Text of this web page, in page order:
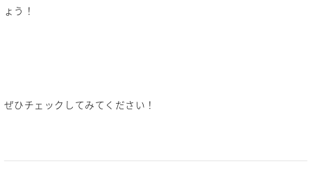
ょう！
ぜひチェックしてみてください！